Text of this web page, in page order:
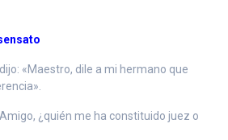
«Maestro, dile a mi hermano que
¿quién me ha constituido juez o